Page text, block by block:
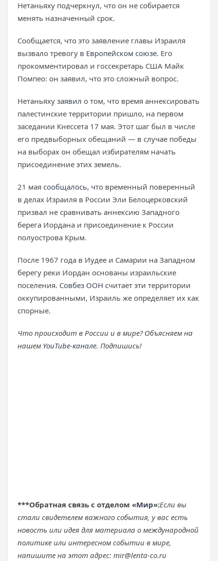
Нетаньяху подчеркнул, что он не собирается
менять назначенный срок.
Сообщается, что это заявление главы Израиля
вызвало тревогу в Европейском союзе. Его
прокомментировал и госсекретарь США Майк
Помпео: он заявил, что это сложный вопрос.
Нетаньяху заявил о том, что время аннексировать
палестинские территории пришло, на первом
заседании Кнессета 17 мая. Этот шаг был в числе
его предвыборных обещаний — в случае победы
на выборах он обещал избирателям начать
присоединение этих земель.
21 мая сообщалось, что временный поверенный
в делах Израиля в России Эли Белоцерковский
призвал не сравнивать аннексию Западного
берега Иордана и присоединение к России
полуострова Крым.
После 1967 года в Иудее и Самарии на Западном
берегу реки Иордан основаны израильские
поселения. Совбез ООН считает эти территории
оккупированными, Израиль же определяет их как
спорные.
Что происходит в России и в мире? Объясняем на
нашем YouTube-канале. Подпишись!
***Обратная связь с отделом «Мир»:Если вы
стали свидетелем важного события, у вас есть
новость или идея для материала о международной
политике или интересном событии в мире,
напишите на этот адрес: mir@lenta-co.ru